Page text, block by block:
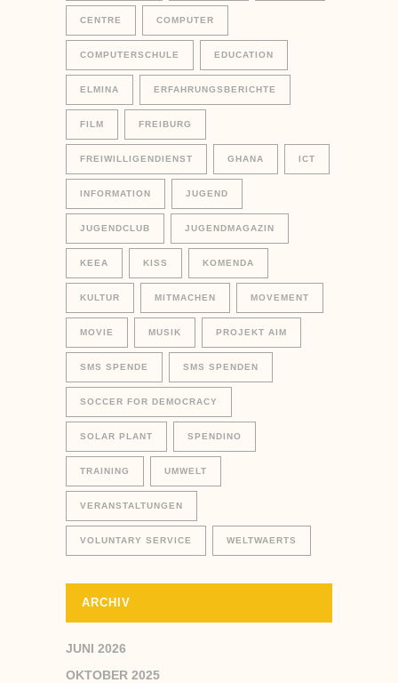
CENTRE COMPUTER
COMPUTERSCHULE EDUCATION
ELMINA ERFAHRUNGSBERICHTE
FILM FREIBURG
FREIWILLIGENDIENST GHANA ICT
INFORMATION JUGEND
JUGENDCLUB JUGENDMAGAZIN
KEEA KISS KOMENDA
KULTUR MITMACHEN MOVEMENT
MOVIE MUSIK PROJEKT AIM
SMS SPENDE SMS SPENDEN
SOCCER FOR DEMOCRACY
SOLAR PLANT SPENDINO
TRAINING UMWELT
VERANSTALTUNGEN
VOLUNTARY SERVICE WELTWAERTS
ARCHIV
JUNI 2026
OKTOBER 2025